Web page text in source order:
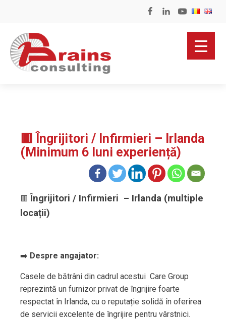
🟥 Îngrijitori / Infirmieri – Irlanda
(Minimum 6 luni experiență)
🟥 Îngrijitori / Infirmieri – Irlanda (multiple
locații)
➡️ Despre angajator:
Casele de bătrâni din cadrul acestui Care Group
reprezintă un furnizor privat de îngrijire foarte
respectat în Irlanda, cu o reputație solidă în oferirea
de servicii excelente de îngrijire pentru vârstnici.